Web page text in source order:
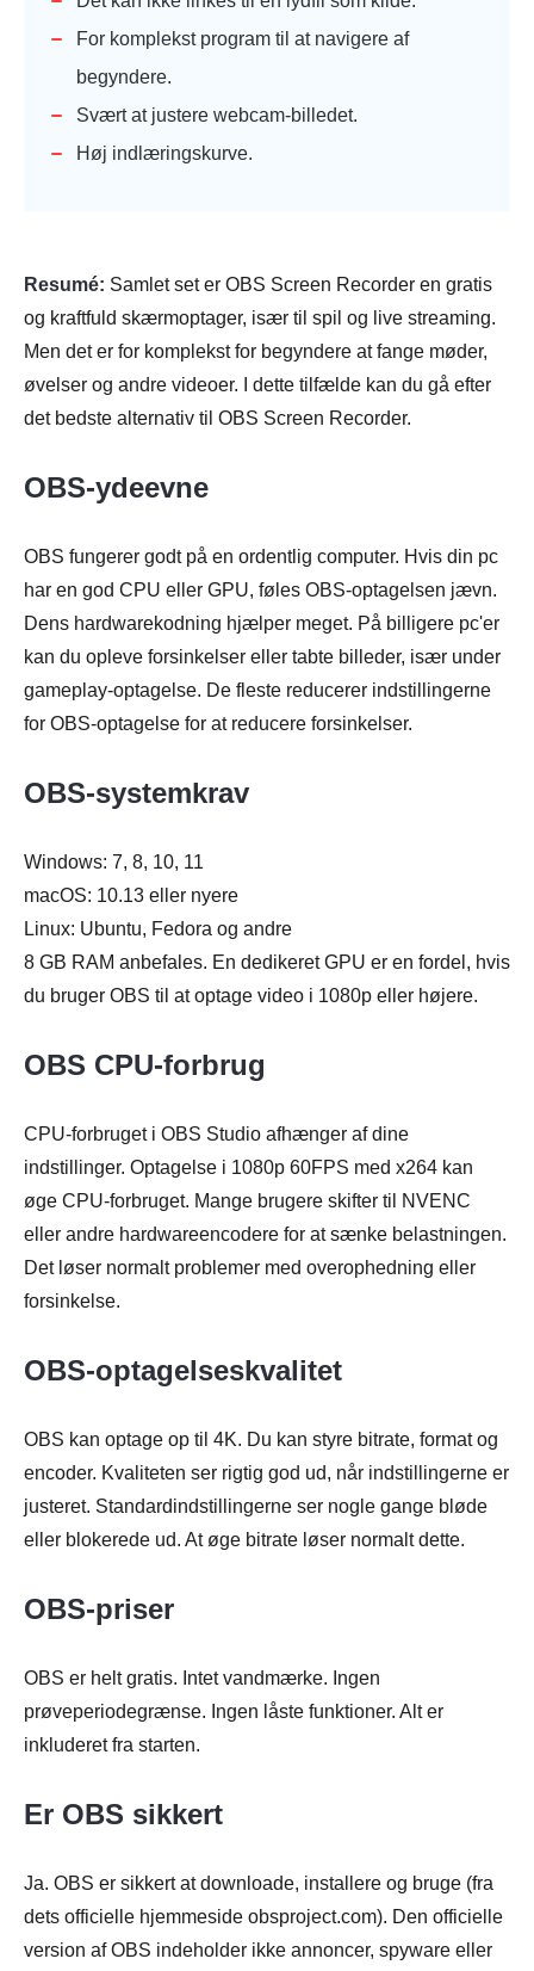
For komplekst program til at navigere af
begyndere.
Svært at justere webcam-billedet.
Høj indlæringskurve.
Resumé: Samlet set er OBS Screen Recorder en gratis
og kraftfuld skærmoptager, især til spil og live streaming.
Men det er for komplekst for begyndere at fange møder,
øvelser og andre videoer. I dette tilfælde kan du gå efter
det bedste alternativ til OBS Screen Recorder.
OBS-ydeevne
OBS fungerer godt på en ordentlig computer. Hvis din pc
har en god CPU eller GPU, føles OBS-optagelsen jævn.
Dens hardwarekodning hjælper meget. På billigere pc'er
kan du opleve forsinkelser eller tabte billeder, især under
gameplay-optagelse. De fleste reducerer indstillingerne
for OBS-optagelse for at reducere forsinkelser.
OBS-systemkrav
Windows: 7, 8, 10, 11
macOS: 10.13 eller nyere
Linux: Ubuntu, Fedora og andre
8 GB RAM anbefales. En dedikeret GPU er en fordel, hvis
du bruger OBS til at optage video i 1080p eller højere.
OBS CPU-forbrug
CPU-forbruget i OBS Studio afhænger af dine
indstillinger. Optagelse i 1080p 60FPS med x264 kan
øge CPU-forbruget. Mange brugere skifter til NVENC
eller andre hardwareencodere for at sænke belastningen.
Det løser normalt problemer med overophedning eller
forsinkelse.
OBS-optagelseskvalitet
OBS kan optage op til 4K. Du kan styre bitrate, format og
encoder. Kvaliteten ser rigtig god ud, når indstillingerne er
justeret. Standardindstillingerne ser nogle gange bløde
eller blokerede ud. At øge bitrate løser normalt dette.
OBS-priser
OBS er helt gratis. Intet vandmærke. Ingen
prøveperiodegrænse. Ingen låste funktioner. Alt er
inkluderet fra starten.
Er OBS sikkert
Ja. OBS er sikkert at downloade, installere og bruge (fra
dets officielle hjemmeside obsproject.com). Den officielle
version af OBS indeholder ikke annoncer, spyware eller